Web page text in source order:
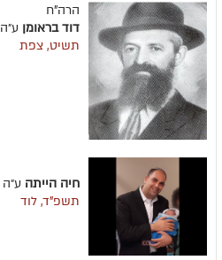
הרה"ח
דוד בראומן ע״ה
תשיט, צפת
חיה הייתה ע״ה
תשפ"ד, לוד